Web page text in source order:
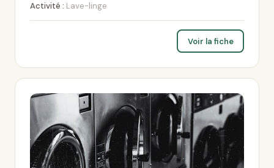
Activité : Lave-linge
Voir la fiche